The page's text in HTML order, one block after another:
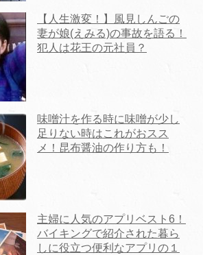
【人生激変！】風見しんごの
妻が娘(えみる)の事故を語る！
犯人は花王の元社員？
味噌汁を作る時に味噌が少し
足りない時はこれがおスス
メ！昆布醤油の作り方も！
主婦に人気のアプリベスト6！
バイキングで紹介された暮ら
しに役立つ便利なアプリの１